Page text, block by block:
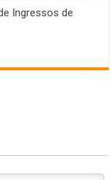
Ingressos de